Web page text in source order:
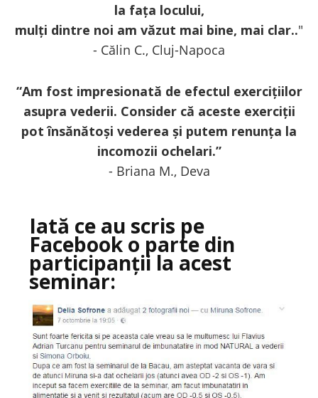
la fața locului,
mulți dintre noi am văzut mai bine, mai clar.."
- Călin C., Cluj-Napoca
“Am fost impresionată de efectul exercițiilor
asupra vederii. Consider că aceste exerciții
pot însănătoși vederea și putem renunța la
incomozii ochelari.”
- Briana M., Deva
Iată ce au scris pe
Facebook o parte din
participanții la acest
seminar: